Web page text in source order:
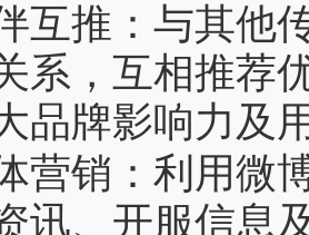
互推‌：与其他
系，互相推荐
品牌影响力及
营销‌：利用微
讯、开服信息